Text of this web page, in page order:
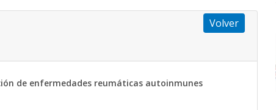
Volver
de enfermedades reumáticas autoinmunes